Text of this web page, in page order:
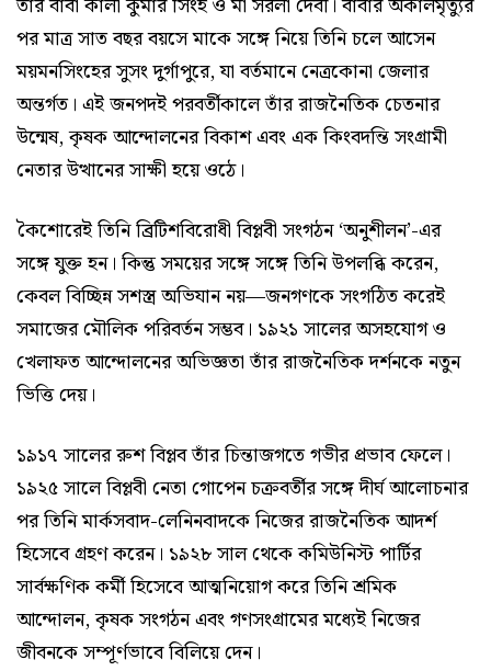
পর মাত্র সাত বছর বয়সে মাকে সঙ্গে নিয়ে তিনি চলে আসেন
ময়মনসিংহের সুসং দুর্গাপুরে, যা বর্তমানে নেত্রকোনা জেলার
অন্তর্গত। এই জনপদই পরবর্তীকালে তাঁর রাজনৈতিক চেতনার
উন্মেষ, কৃষক আন্দোলনের বিকাশ এবং এক কিংবদন্তি সংগ্রামী
নেতার উত্থানের সাক্ষী হয়ে ওঠে।
কৈশোরেই তিনি ব্রিটিশবিরোধী বিপ্লবী সংগঠন ‘অনুশীলন’-এর
সঙ্গে যুক্ত হন। কিন্তু সময়ের সঙ্গে সঙ্গে তিনি উপলব্ধি করেন,
কেবল বিচ্ছিন্ন সশস্ত্র অভিযান নয়—জনগণকে সংগঠিত করেই
সমাজের মৌলিক পরিবর্তন সম্ভব। ১৯২১ সালের অসহযোগ ও
খেলাফত আন্দোলনের অভিজ্ঞতা তাঁর রাজনৈতিক দর্শনকে নতুন
ভিত্তি দেয়।
১৯১৭ সালের রুশ বিপ্লব তাঁর চিন্তাজগতে গভীর প্রভাব ফেলে।
১৯২৫ সালে বিপ্লবী নেতা গোপেন চক্রবর্তীর সঙ্গে দীর্ঘ আলোচনার
পর তিনি মার্কসবাদ-লেনিনবাদকে নিজের রাজনৈতিক আদর্শ
হিসেবে গ্রহণ করেন। ১৯২৮ সাল থেকে কমিউনিস্ট পার্টির
সার্বক্ষণিক কর্মী হিসেবে আত্মনিয়োগ করে তিনি শ্রমিক
আন্দোলন, কৃষক সংগঠন এবং গণসংগ্রামের মধ্যেই নিজের
জীবনকে সম্পূর্ণভাবে বিলিয়ে দেন।